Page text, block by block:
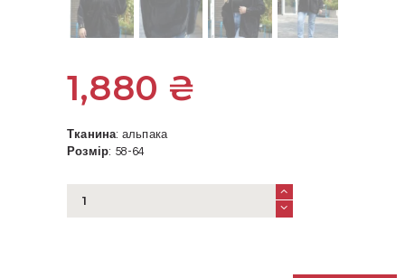
1,880 ₴
Тканина: альпака
Розмір: 58-64